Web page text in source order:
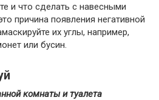
и что сделать с навесными
причина появления негативной
их углы, например,
или бусин.
комнаты и туалета